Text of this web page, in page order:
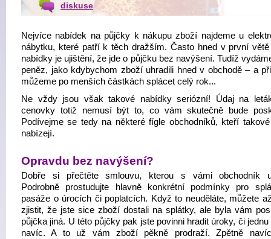
diskuse
Nejvíce nabídek na půjčky k nákupu zboží najdeme u
nábytku, které patří k těch dražším. Často hned v první
nabídky je ujištění, že jde o půjčku bez navýšení. Tudíž
peněz, jako kdybychom zboží uhradili hned v obchodě – a
můžeme po menších částkách splácet celý rok...
Ne vždy jsou však takové nabídky seriózní! Údaj na
cenovky totiž nemusí být to, co vám skutečně bude
Podívejme se tedy na některé fígle obchodníků, kteří
nabízejí.
Opravdu bez navýšení?
Dobře si přečtěte smlouvu, kterou s vámi obchodník
Podrobně prostudujte hlavně konkrétní podmínky pro
pasáže o úrocích či poplatcích. Když to neuděláte, můžete
zjistit, že jste sice zboží dostali na splátky, ale byla vám
půjčka jiná. U této půjčky pak jste povinni hradit úroky, či jednu
navíc. A to už vám zboží pěkně prodraží. Zpětně